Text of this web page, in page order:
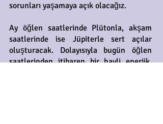
sorunları yaşamaya açık olacağız.
Ay öğlen saatlerinde Plütonla, akşam
saatlerinde ise Jüpiterle sert açılar
oluşturacak. Dolayısıyla bugün öğlen
saatlerinden itibaren bir hayli enerjik,